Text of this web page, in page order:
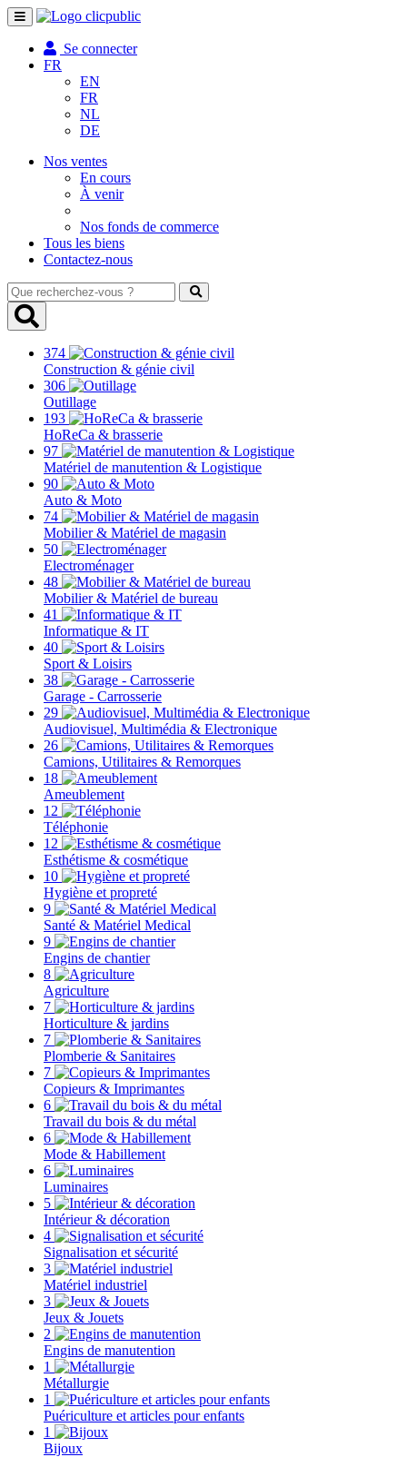
Toggle
navigation
Se connecter
FR
EN
FR
NL
DE
Nos ventes
En cours
À venir
Nos fonds de commerce
Tous les biens
Contactez-nous
Que
recherchez-
vous
374
Construction & génie civil
306
Outillage
193
HoReCa & brasserie
97
Matériel de manutention & Logistique
90
Auto & Moto
74
Mobilier & Matériel de magasin
50
Electroménager
48
Mobilier & Matériel de bureau
41
Informatique & IT
40
Sport & Loisirs
38
Garage - Carrosserie
29
Audiovisuel, Multimédia & Electronique
26
Camions, Utilitaires & Remorques
18
Ameublement
12
Téléphonie
12
Esthétisme & cosmétique
10
Hygiène et propreté
9
Santé & Matériel Medical
9
Engins de chantier
8
Agriculture
7
Horticulture & jardins
7
Plomberie & Sanitaires
7
Copieurs & Imprimantes
6
Travail du bois & du métal
6
Mode & Habillement
6
Luminaires
5
Intérieur & décoration
4
Signalisation et sécurité
3
Matériel industriel
3
Jeux & Jouets
2
Engins de manutention
1
Métallurgie
1
Puériculture et articles pour enfants
1
Bijoux